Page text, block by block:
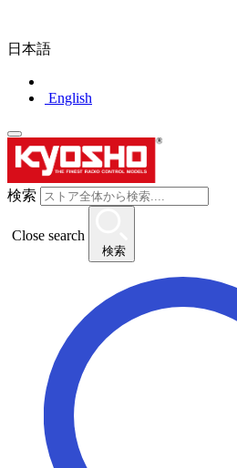
日本語
English
検索
Close search
検索